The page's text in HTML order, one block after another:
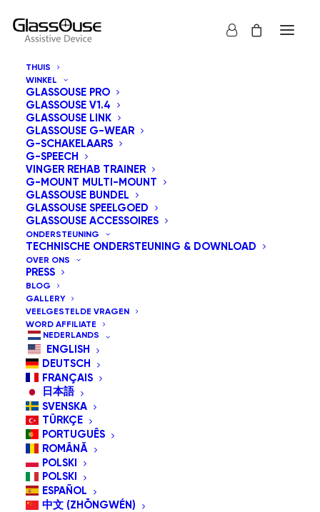
THUIS
WINKEL
GLASSOUSE PRO
GLASSOUSE V1.4
GLASSOUSE LINK
GLASSOUSE G-WEAR
G-SCHAKELAARS
G-SPEECH
VINGER REHAB TRAINER
G-MOUNT MULTI-MOUNT
GLASSOUSE BUNDEL
GLASSOUSE SPEELGOED
GLASSOUSE ACCESSOIRES
ONDERSTEUNING
TECHNISCHE ONDERSTEUNING & DOWNLOAD
OVER ONS
PRESS
BLOG
GALLERY
VEELGESTELDE VRAGEN
WORD AFFILIATE
NEDERLANDS
ENGLISH
DEUTSCH
FRANÇAIS
日本語
SVENSKA
TÜRKÇE
PORTUGUÊS
ROMÂNĂ
POLSKI
POLSKI
ESPAÑOL
中文 (ZHŌNGWÉN)
Toon alles
Sorteer op prijs: laag naar hoog
Standaard sortering
Sorteer op populariteit
Sorteer op prijs: hoog naar laag